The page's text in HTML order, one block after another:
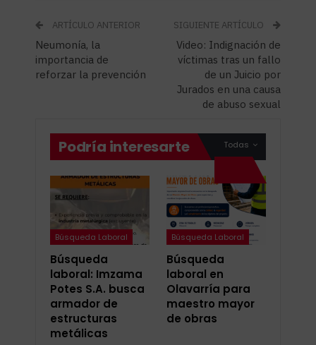
ARTÍCULO ANTERIOR
Neumonía, la
importancia de
reforzar la prevención
SIGUIENTE ARTÍCULO
Video: Indignación de
víctimas tras un fallo
de un Juicio por
Jurados en una causa
de abuso sexual
Todas
Podría interesarte
Búsqueda Laboral
Búsqueda
laboral: Imzama
Potes S.A. busca
armador de
estructuras
metálicas
Búsqueda Laboral
Búsqueda
laboral en
Olavarría para
maestro mayor
de obras